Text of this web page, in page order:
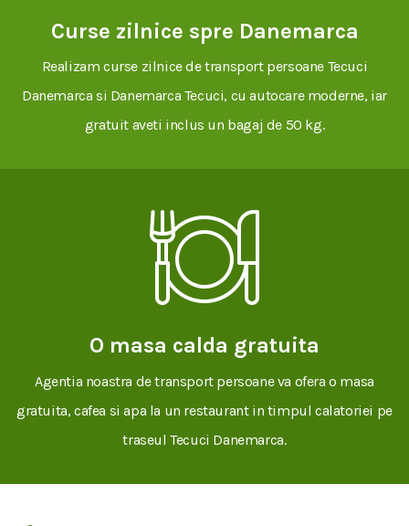
Curse zilnice spre Danemarca
Realizam curse zilnice de transport persoane Tecuci
Danemarca si Danemarca Tecuci, cu autocare moderne, iar
gratuit aveti inclus un bagaj de 50 kg.
O masa calda gratuita
Agentia noastra de transport persoane va ofera o masa
gratuita, cafea si apa la un restaurant in timpul calatoriei pe
traseul Tecuci Danemarca.